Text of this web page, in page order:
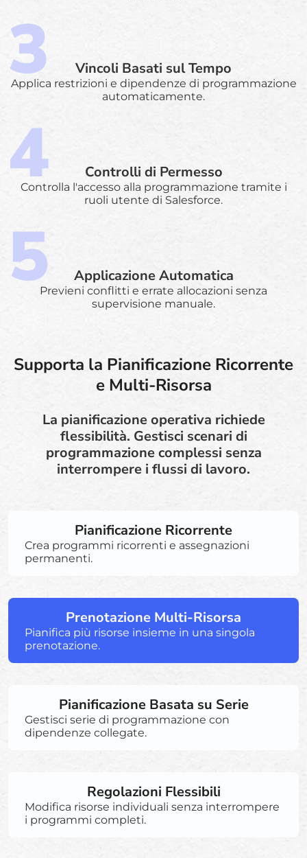
Vincoli Basati sul Tempo
Applica restrizioni e dipendenze di programmazione
automaticamente.
Controlli di Permesso
Controlla l'accesso alla programmazione tramite i
ruoli utente di Salesforce.
Applicazione Automatica
Previeni conflitti e errate allocazioni senza
supervisione manuale.
Supporta la Pianificazione Ricorrente
e Multi-Risorsa
La pianificazione operativa richiede
flessibilità. Gestisci scenari di
programmazione complessi senza
interrompere i flussi di lavoro.
Pianificazione Ricorrente
Crea programmi ricorrenti e assegnazioni
permanenti.
Prenotazione Multi-Risorsa
Pianifica più risorse insieme in una singola
prenotazione.
Pianificazione Basata su Serie
Gestisci serie di programmazione con
dipendenze collegate.
Regolazioni Flessibili
Modifica risorse individuali senza interrompere
i programmi completi.